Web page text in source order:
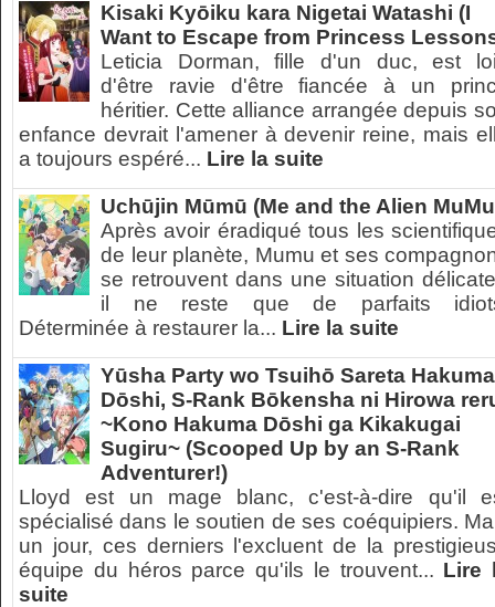
Kisaki Kyōiku kara Nigetai Watashi (I
Want to Escape from Princess
Leticia Dorman, fille d'un duc, est
d'être ravie d'être fiancée à un
héritier. Cette alliance arrangée depuis
enfance devrait l'amener à devenir reine, mais
a toujours espéré... Lire la suite
Uchūjin Mūmū (Me and the Alien
Après avoir éradiqué tous les
de leur planète, Mumu et ses
se retrouvent dans une situation
il ne reste que de parfaits
Déterminée à restaurer la... Lire la suite
Yūsha Party wo Tsuihō Sareta Hakuma
Dōshi, S-Rank Bōkensha ni Hirowa
~Kono Hakuma Dōshi ga Kikakugai
Sugiru~ (Scooped Up by an S-Rank
Adventurer!)
Lloyd est un mage blanc, c'est-à-dire qu'il
spécialisé dans le soutien de ses coéquipiers.
un jour, ces derniers l'excluent de la
équipe du héros parce qu'ils le trouvent... Lire
suite